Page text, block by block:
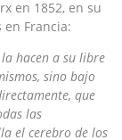
en 1852, en su
Francia:
hacen a su libre
sino bajo
que
las
el cerebro de los